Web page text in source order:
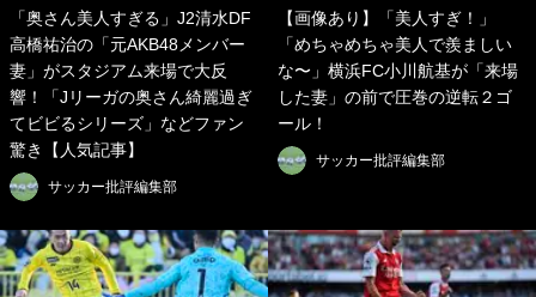
「奥さん美人すぎる」J2清水DF
高橋祐治の「元AKB48メンバー
妻」がスタジアム来場で大反
響！「Jリーガの奥さん綺麗過ぎ
てビビるシリーズ」などファン
驚き【人気記事】
サッカー批評編集部
【画像あり】「美人すぎ！」
「めちゃめちゃ美人で羨ましい
な〜」横浜FC小川航基が「来場
した妻」の前で圧巻の逆転２ゴ
ール！
サッカー批評編集部